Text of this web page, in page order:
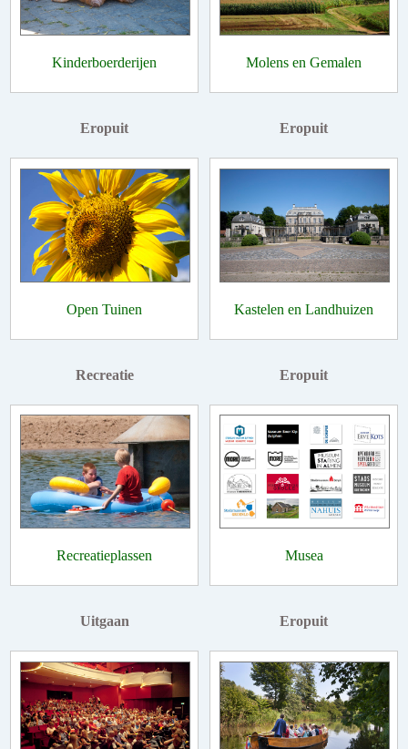
Kinderboerderijen Molens en Gemalen
Eropuit
Open Tuinen
Eropuit
Kastelen en Landhuizen
Recreatie
Recreatieplassen
Eropuit
Musea
Uitgaan Eropuit